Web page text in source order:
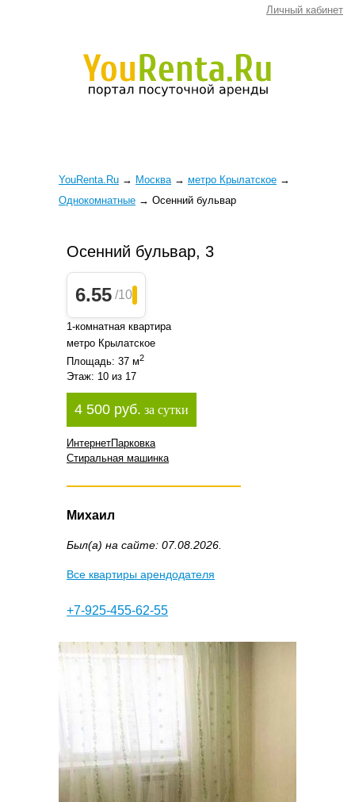
Личный кабинет
YouRenta.Ru → Москва → метро Крылатское →
Однокомнатные → Осенний бульвар
Осенний бульвар, 3
6.55 /10
1-комнатная квартира
метро Крылатское
Площадь: 37 м2
Этаж: 10 из 17
4 500 руб. за сутки
ИнтернетПарковка
Стиральная машинка
Михаил
Был(а) на сайте: 07.08.2026.
Все квартиры арендодателя
+7-925-455-62-55